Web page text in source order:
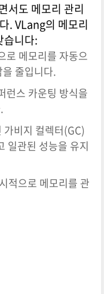
서도 메모리 관리
. VLang의 메모리
습니다:
로 메모리를 자동으
줄입니다.
런스 카운팅 방식을
가비지 컬렉터(GC)
일관된 성능을 유지
적으로 메모리를 관